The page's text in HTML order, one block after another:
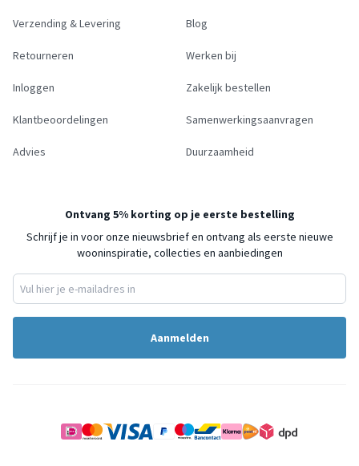
Verzending & Levering
Retourneren
Inloggen
Klantbeoordelingen
Advies
Blog
Werken bij
Zakelijk bestellen
Samenwerkingsaanvragen
Duurzaamheid
Ontvang 5% korting op je eerste bestelling
Schrijf je in voor onze nieuwsbrief en ontvang als eerste nieuwe
wooninspiratie, collecties en aanbiedingen
Aanmelden